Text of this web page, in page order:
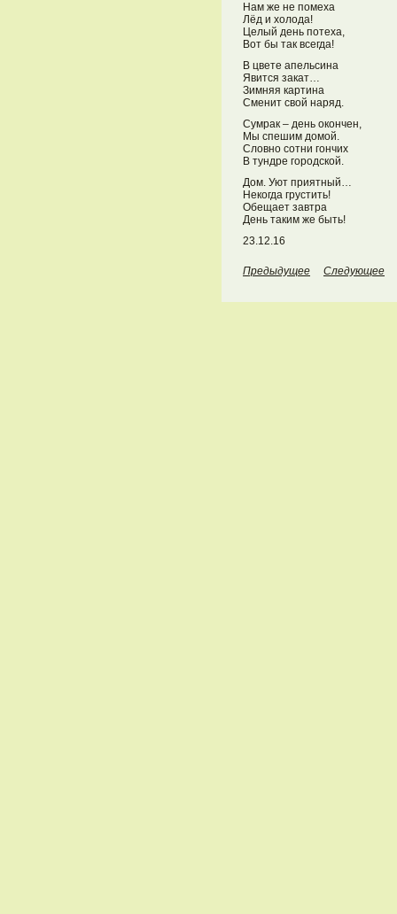
Нам же не помеха
Лёд и холода!
Целый день потеха,
Вот бы так всегда!
В цвете апельсина
Явится закат…
Зимняя картина
Сменит свой наряд.
Сумрак – день окончен,
Мы спешим домой.
Словно сотни гончих
В тундре городской.
Дом. Уют приятный…
Некогда грустить!
Обещает завтра
День таким же быть!
23.12.16
Предыдущее Следующее